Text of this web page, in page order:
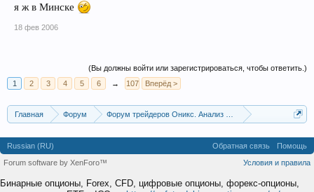
я ж в Минске
18 фев 2006
(Вы должны войти или зарегистрироваться, чтобы ответить.)
1
2 3 4 5 6 → 107 Вперёд >
Главная Форум
Форум трейдеров Оникс. Анализ и обсуждение рынка
Russian (RU)
Обратная связь
Помощь
Условия и правила
Forum software by XenForo™
Бинарные опционы, Forex, CFD, цифровые опционы, форекс-опционы,